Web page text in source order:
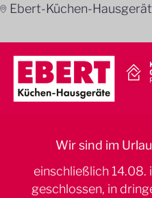
📍︎ Ebert-Küchen-
Wir sind im
einschließlich 14.08.
geschlossen, in